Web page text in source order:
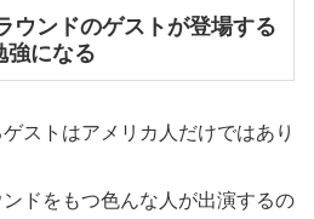
ンドのゲストが登場する
強になる
ストはアメリカ人だけではあり
ドをもつ色んな人が出演するの